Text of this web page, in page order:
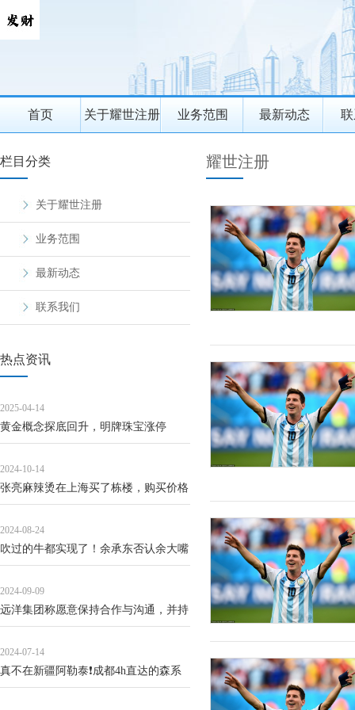
首页 关于耀世注册 业务范围 最新动态
栏目分类
关于耀世注册
业务范围
最新动态
联系我们
热点资讯
2025-04-14
黄金概念探底回升，明牌珠宝涨停
2024-10-14
张亮麻辣烫在上海买了栋楼，购买价格
2024-08-24
吹过的牛都实现了！余承东否认余大嘴
2024-09-09
远洋集团称愿意保持合作与沟通，并持
2024-07-14
真不在新疆阿勒泰❗️成都4h直达的森系
耀世注册